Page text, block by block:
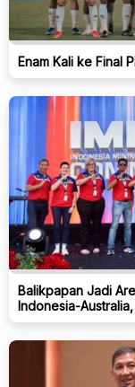
Enam Kali ke Final
Balikpapan Jadi
Indonesia-